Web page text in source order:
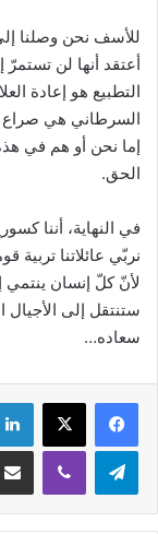
للأسف نحن وصلنا
أعتقد أنها لن
التطبيع هو إعادة
السرطاني هي صراع
إما نحن أو هم في
الحق.
في النهاية، أننا
نربّي عائلاتنا تربية
لأنّ كلّ إنسان ينتمي
ستنتقل إلى الأجيال
سعاده…
فيسبوك